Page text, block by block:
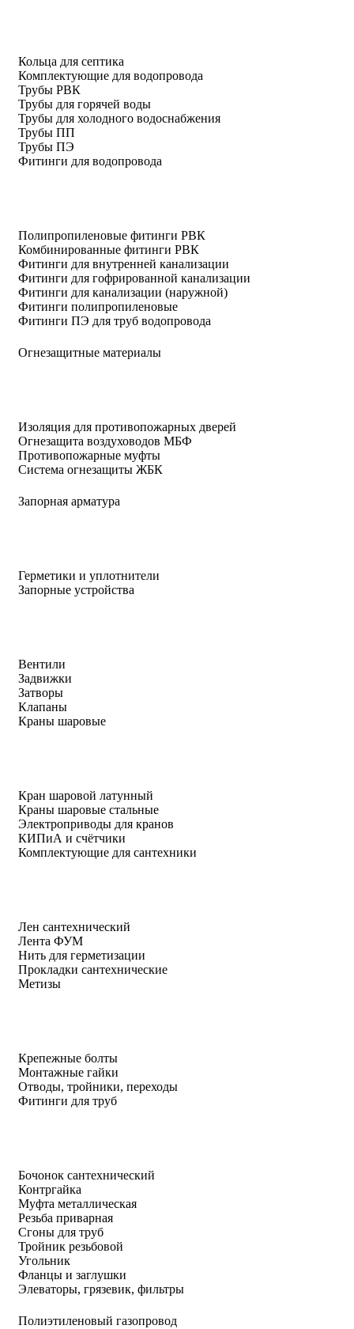
Кольца для септика
Комплектующие для водопровода
Трубы РВК
Трубы для горячей воды
Трубы для холодного водоснабжения
Трубы ПП
Трубы ПЭ
Фитинги для водопровода
Полипропиленовые фитинги РВК
Комбинированные фитинги РВК
Фитинги для внутренней канализации
Фитинги для гофрированной канализации
Фитинги для канализации (наружной)
Фитинги полипропиленовые
Фитинги ПЭ для труб водопровода
Огнезащитные материалы
Изоляция для противопожарных дверей
Огнезащита воздуховодов МБФ
Противопожарные муфты
Система огнезащиты ЖБК
Запорная арматура
Герметики и уплотнители
Запорные устройства
Вентили
Задвижки
Затворы
Клапаны
Краны шаровые
Кран шаровой латунный
Краны шаровые стальные
Электроприводы для кранов
КИПиА и счётчики
Комплектующие для сантехники
Лен сантехнический
Лента ФУМ
Нить для герметизации
Прокладки сантехнические
Метизы
Крепежные болты
Монтажные гайки
Отводы, тройники, переходы
Фитинги для труб
Бочонок сантехнический
Контргайка
Муфта металлическая
Резьба приварная
Сгоны для труб
Тройник резьбовой
Угольник
Фланцы и заглушки
Элеваторы, грязевик, фильтры
Полиэтиленовый газопровод